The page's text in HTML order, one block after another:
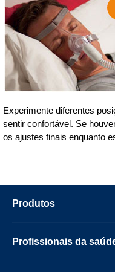
Experimente diferentes
sentir confortável. Se
os ajustes finais enquanto
Produtos
Profissionais da